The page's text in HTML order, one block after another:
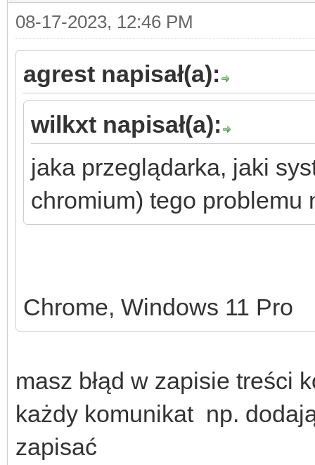
08-17-2023, 12:46 PM
agrest napisał(a):
wilkxt napisał(a):
jaka przeglądarka, jaki
chromium) tego problemu
Chrome, Windows 11 Pro
masz błąd w zapisie treści
każdy komunikat np.
zapisać